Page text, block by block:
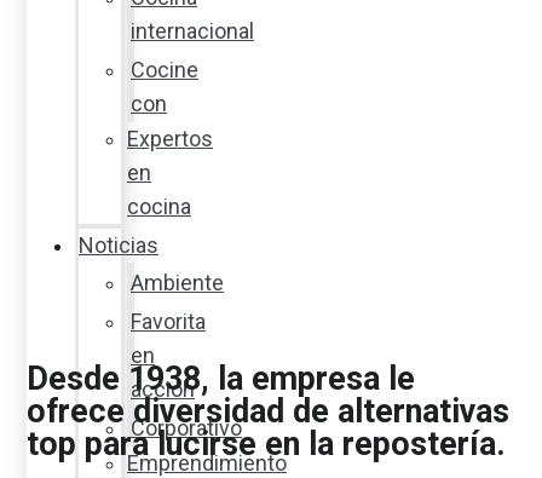
internacional
Cocine
con
Expertos
en
cocina
Noticias
Ambiente
Favorita
en
acción
Corporativo
Emprendimiento
Desde 1938, la empresa le
ofrece diversidad de alternativas
top para lucirse en la repostería.